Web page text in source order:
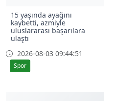
15 yaşında ayağını
kaybetti, azmiyle
uluslararası başarılara
ulaştı
2026-08-03 09:44:51
Spor